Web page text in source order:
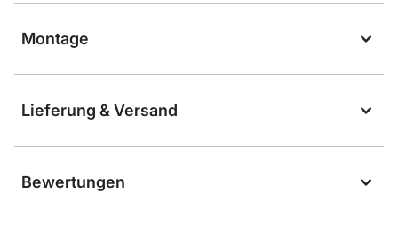
Montage
Lieferung & Versand
Bewertungen